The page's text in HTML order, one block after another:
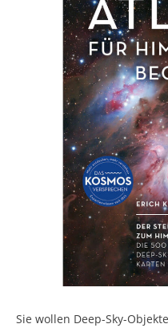
Sie wollen Deep-Sky-